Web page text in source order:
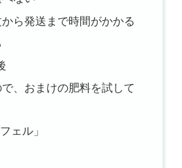
ら発送まで時間がかかる
で、おまけの肥料を試して
ェル」